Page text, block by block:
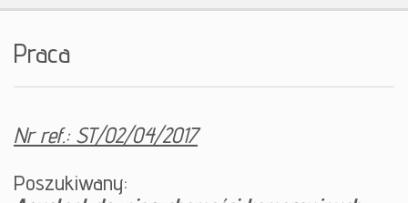
O firmie
Praca
Nr ref.: ST/02/04/2017
Poszukiwany: